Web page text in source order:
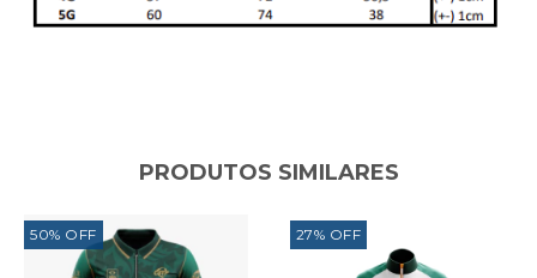
PRODUTOS SIMILARES
50% OFF 27% OFF